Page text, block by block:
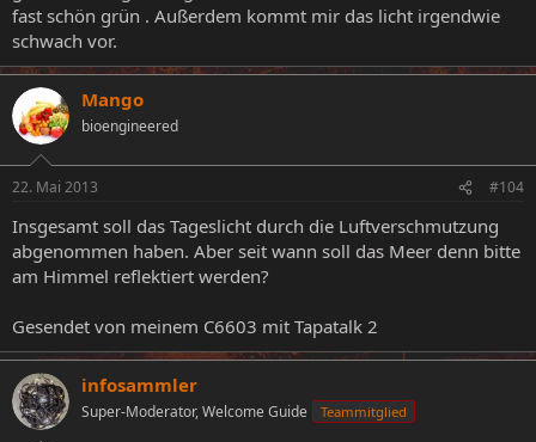
fast schön grün . Außerdem kommt mir das licht irgendwie
schwach vor.
Mango
bioengineered
22. Mai 2013 #104
Insgesamt soll das Tageslicht durch die Luftverschmutzung
abgenommen haben. Aber seit wann soll das Meer denn bitte
am Himmel reflektiert werden?
Gesendet von meinem C6603 mit Tapatalk 2
infosammler
Super-Moderator, Welcome Guide Teammitglied